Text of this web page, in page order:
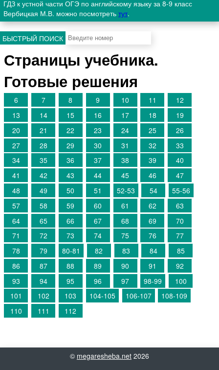
ГДЗ к устной части ОГЭ по английскому языку за 8-9 класс
Вербицкая М.В. можно посмотреть тут.
БЫСТРЫЙ ПОИСК
Страницы учебника.
Готовые решения
6 7 8 9 10 11
12
13
14 15 16 17 18
19
20
21 22 23 24 25
26
27
28 29 30 31 32
33
34
35 36 37 38 39
40
41
42 43 44 45 46
47
48
49 50 51 52-53 54
55-56
57
58 59 60 61 62
63
64
65 66 67 68 69
70
71
72 73 74 75 76
77
78
79 80-81 82 83 84
85
86
87 88 89 90 91
92
93
94 95 96 97 98-99
100
101
102 103 104-105 106-107
108-109
110
111 112
© megaresheba.net 2026